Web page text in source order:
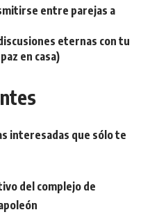
entre parejas a
eternas con tu
en casa)
interesadas que sólo te
del complejo de